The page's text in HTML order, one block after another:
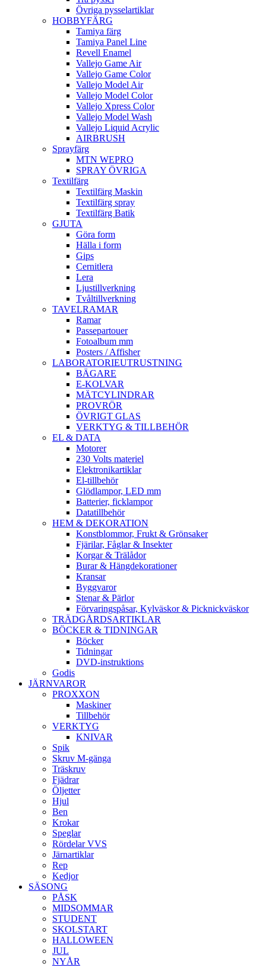
Övriga pysselartiklar
HOBBYFÄRG
Tamiya färg
Tamiya Panel Line
Revell Enamel
Vallejo Game Air
Vallejo Game Color
Vallejo Model Air
Vallejo Model Color
Vallejo Xpress Color
Vallejo Model Wash
Vallejo Liquid Acrylic
AIRBRUSH
Sprayfärg
MTN WEPRO
SPRAY ÖVRIGA
Textilfärg
Textilfärg Maskin
Textilfärg spray
Textilfärg Batik
GJUTA
Göra form
Hälla i form
Gips
Cernitlera
Lera
Ljustillverkning
Tvåltillverkning
TAVELRAMAR
Ramar
Passepartouer
Fotoalbum mm
Posters / Affisher
LABORATORIEUTRUSTNING
BÄGARE
E-KOLVAR
MÄTCYLINDRAR
PROVRÖR
ÖVRIGT GLAS
VERKTYG & TILLBEHÖR
EL & DATA
Motorer
230 Volts materiel
Elektronikartiklar
El-tillbehör
Glödlampor, LED mm
Batterier, ficklampor
Datatillbehör
HEM & DEKORATION
Konstblommor, Frukt & Grönsaker
Fjärilar, Fåglar & Insekter
Korgar & Trälådor
Burar & Hängdekorationer
Kransar
Byggvaror
Stenar & Pärlor
Förvaringspåsar, Kylväskor & Picknickväskor
TRÄDGÅRDSARTIKLAR
BÖCKER & TIDNINGAR
Böcker
Tidningar
DVD-instruktions
Godis
JÄRNVAROR
PROXXON
Maskiner
Tillbehör
VERKTYG
KNIVAR
Spik
Skruv M-gänga
Träskruv
Fjädrar
Öljetter
Hjul
Ben
Krokar
Speglar
Rördelar VVS
Järnartiklar
Rep
Kedjor
SÄSONG
PÅSK
MIDSOMMAR
STUDENT
SKOLSTART
HALLOWEEN
JUL
NYÅR